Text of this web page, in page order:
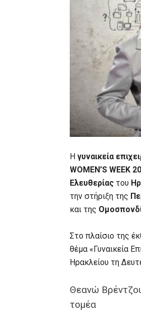
Η γυναικεία
WOMEN’S WEEK
Ελευθερίας του
την στήριξη της
και της
Στο πλαίσιο της
θέμα «Γυναικεία
Ηρακλείου τη
Θεανώ
τομέα